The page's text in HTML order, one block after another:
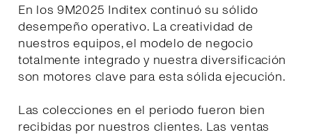
En los 9M2025 Inditex continuó su sólido
desempeño operativo. La creatividad de
nuestros equipos, el modelo de negocio
totalmente integrado y nuestra diversificación
son motores clave para esta sólida ejecución.
Las colecciones en el periodo fueron bien
recibidas por nuestros clientes. Las ventas